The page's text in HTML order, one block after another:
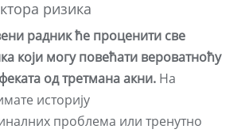
ризика
радник ће проценити све
који могу повећати вероватноћу
од третмана акни. На
историју
проблема или тренутно